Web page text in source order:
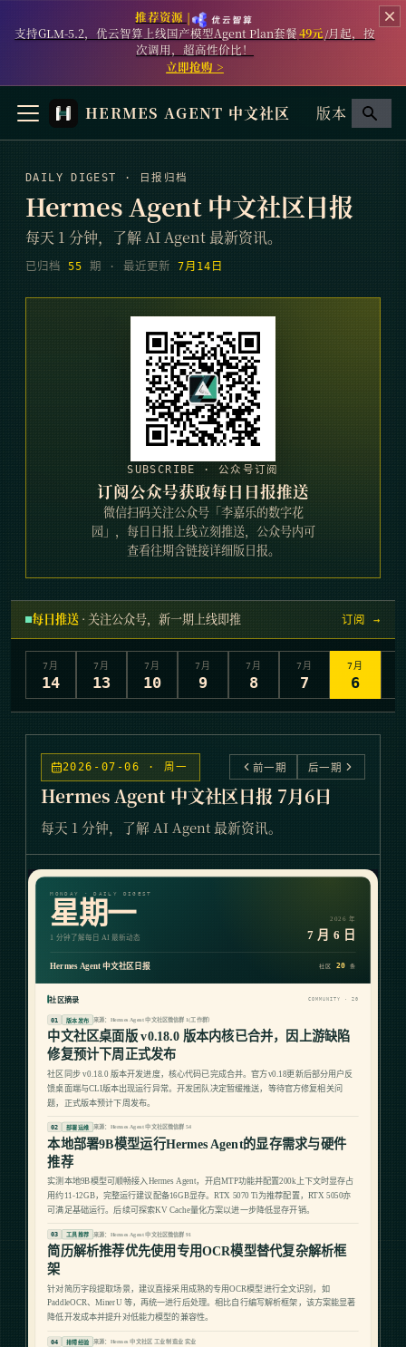
推荐资源 |
支持GLM-5.2，优云智算上线国产模型Agent Plan套餐49元/月起，按
次调用，超高性价比！
立即抢购 >
HERMES AGENT 中文社区 版本
DAILY DIGEST · 日报归档
Hermes Agent 中文社区日报
每天 1 分钟，了解 AI Agent 最新资讯。
已归档 55 期 · 最近更新 7月14日
SUBSCRIBE · 公众号订阅
订阅公众号获取每日日报推送
微信扫码关注公众号「李嘉乐的数字花
园」，每日日报上线立刻推送，公众号内可
查看往期含链接详细版日报。
每日推送 · 关注公众号，新一期上线即推 订阅 →
7 月
14
7 月
13
7 月
10
7 月
9
7 月
8
7 月
7
7月
6
2026-07-06 · 周一 前一期 后一期
Hermes Agent 中文社区日报 7月6日
每天 1 分钟，了解 AI Agent 最新资讯。